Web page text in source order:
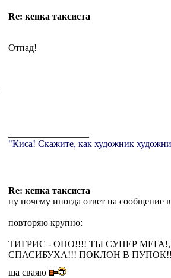
Re: кепка таксиста
Отпад!
"Киса! Скажите, как художник
Re: кепка таксиста
ну почему иногда ответ на сообщение
повторяю крупно:
ТИГРИС - ОНО!!!! ТЫ СУПЕР
СПАСИБУХА!!! ПОКЛОН В
ща сваяю